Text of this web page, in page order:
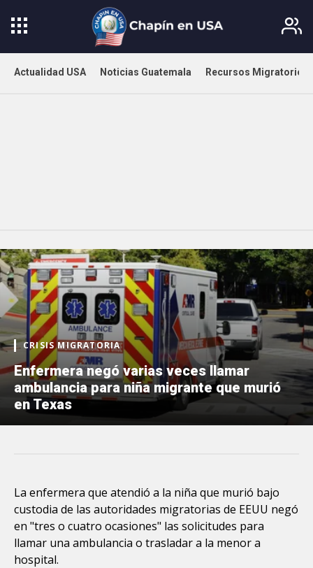
Actualidad USA Noticias Guatemala Recursos Migratorios
CRISIS MIGRATORIA
Enfermera negó varias veces llamar
ambulancia para niña migrante que murió
en Texas
La enfermera que atendió a la niña que murió bajo
custodia de las autoridades migratorias de EEUU negó
en "tres o cuatro ocasiones" las solicitudes para
llamar una ambulancia o trasladar a la menor a
hospital.